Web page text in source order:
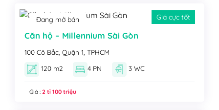
Đang mở bán Giá cực tốt
Căn hộ – Millennium Sài Gòn
100 Cô Bắc, Quận 1, TPHCM
120 m2
4 PN 3 WC
Giá : 2 tỉ 100 triệu